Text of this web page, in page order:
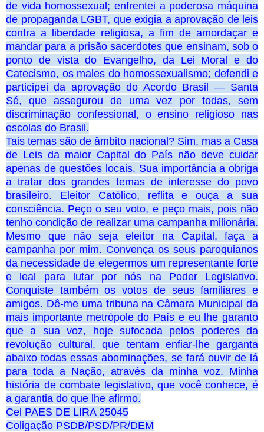
de vida homossexual; enfrentei a poderosa máquina
de propaganda LGBT, que exigia a aprovação de leis
contra a liberdade religiosa, a fim de amordaçar e
mandar para a prisão sacerdotes que ensinam, sob o
ponto de vista do Evangelho, da Lei Moral e do
Catecismo, os males do homossexualismo; defendi e
participei da aprovação do Acordo Brasil ― Santa
Sé, que assegurou de uma vez por todas, sem
discriminação confessional, o ensino religioso nas
escolas do Brasil.
Tais temas são de âmbito nacional? Sim, mas a Casa
de Leis da maior Capital do País não deve cuidar
apenas de questões locais. Sua importância a obriga
a tratar dos grandes temas de interesse do povo
brasileiro. Eleitor Católico, reflita e ouça a sua
consciência. Peço o seu voto, e peço mais, pois não
tenho condição de realizar uma campanha milionária.
Mesmo que não seja eleitor na Capital, faça a
campanha por mim. Convença os seus paroquianos
da necessidade de elegermos um representante forte
e leal para lutar por nós na Poder Legislativo.
Conquiste também os votos de seus familiares e
amigos. Dê-me uma tribuna na Câmara Municipal da
mais importante metrópole do País e eu lhe garanto
que a sua voz, hoje sufocada pelos poderes da
revolução cultural, que tentam enfiar-lhe garganta
abaixo todas essas abominações, se fará ouvir de lá
para toda a Nação, através da minha voz. Minha
história de combate legislativo, que você conhece, é
a garantia do que lhe afirmo.
Cel PAES DE LIRA 25045
Coligação PSDB/PSD/PR/DEM